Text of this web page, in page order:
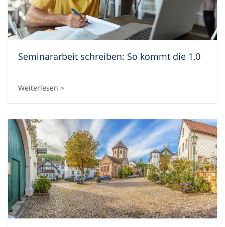
Seminararbeit schreiben: So kommt die 1,0
Weiterlesen >